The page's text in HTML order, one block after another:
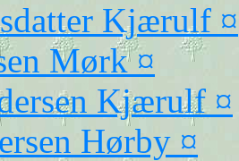
Kjærulf ¤
Mørk ¤
Kjærulf ¤
Hørby ¤